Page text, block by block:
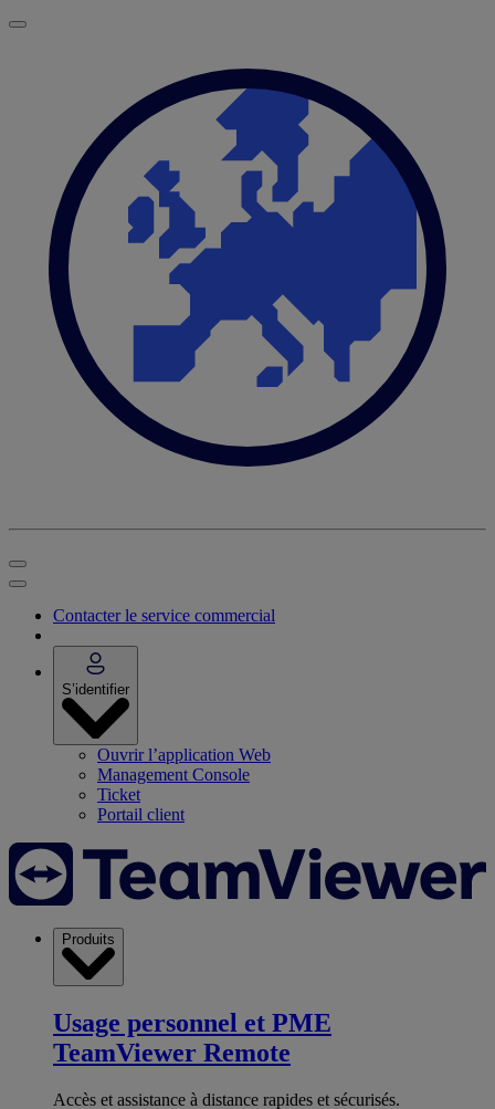
Contacter le service commercial
S’identifier
Ouvrir l’application Web
Management Console
Ticket
Portail client
Produits
Usage personnel et PME
TeamViewer Remote
Accès et assistance à distance rapides et sécurisés.